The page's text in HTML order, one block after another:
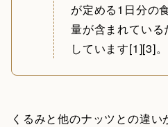
が定める1日分の
量が含まれてい
しています[1][3]。
くるみと他のナッツとの違